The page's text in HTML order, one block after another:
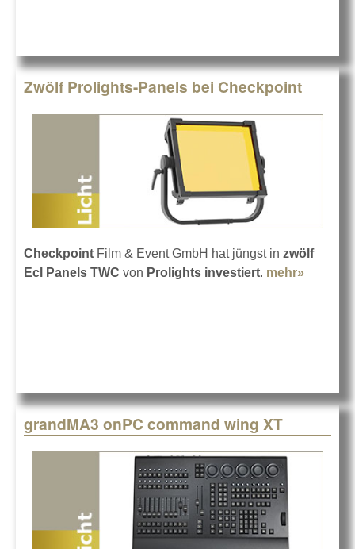
Zwölf Prolights-Panels bei Checkpoint
Checkpoint Film & Event GmbH hat jüngst in zwölf
Ecl Panels TWC von Prolights investiert. mehr»
grandMA3 onPC command wing XT